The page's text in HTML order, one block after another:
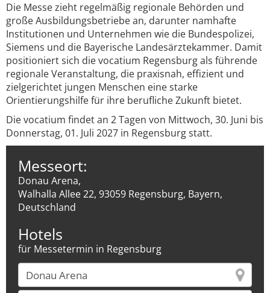
Die Messe zieht regelmäßig regionale Behörden und
große Ausbildungsbetriebe an, darunter namhafte
Institutionen und Unternehmen wie die Bundespolizei,
Siemens und die Bayerische Landesärztekammer. Damit
positioniert sich die vocatium Regensburg als führende
regionale Veranstaltung, die praxisnah, effizient und
zielgerichtet jungen Menschen eine starke
Orientierungshilfe für ihre berufliche Zukunft bietet.
Die vocatium findet an 2 Tagen von Mittwoch, 30. Juni bis
Donnerstag, 01. Juli 2027 in Regensburg statt.
Messeort:
Donau Arena,
Walhalla Allee 22, 93059 Regensburg, Bayern,
Deutschland
Hotels
für Messetermin in Regensburg